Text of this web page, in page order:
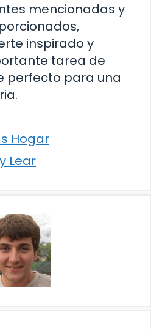
mencionadas y
inspirado y
tarea de
perfecto para una
Hogar
Lear